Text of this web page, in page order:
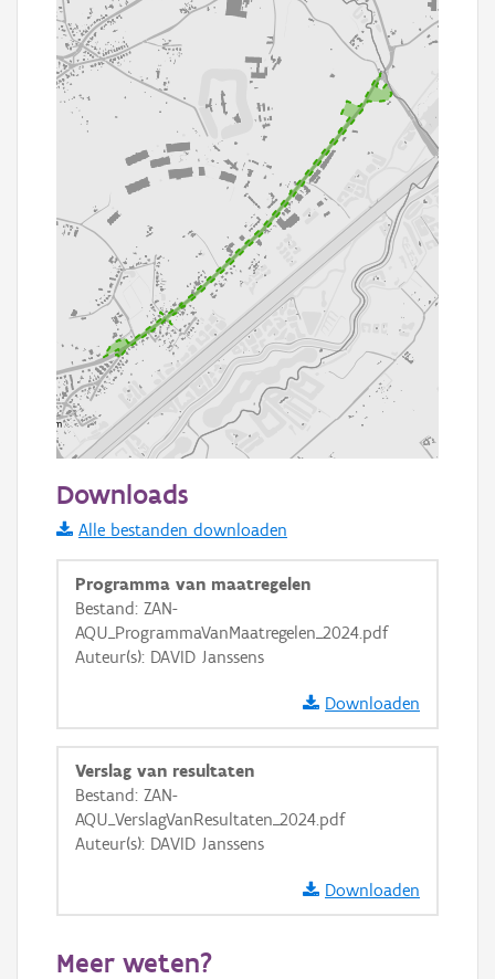
Informatie Vlaanderen
i
+ −
Basis Lagen
OSM-Basiskaart
GRB-Basiskaart
GRB-Basiskaart in grijswaarden
Downloads
Alle bestanden downloaden
Programma van maatregelen
Bestand: ZAN-
AQU_ProgrammaVanMaatregelen_2024.pdf
Auteur(s): DAVID Janssens
Downloaden
Verslag van resultaten
Bestand: ZAN-
AQU_VerslagVanResultaten_2024.pdf
Auteur(s): DAVID Janssens
Downloaden
Meer weten?